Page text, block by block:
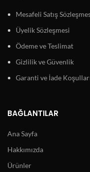
Mesafeli Satış
Üyelik Sözleşmesi
Ödeme ve Teslimat
Gizlilik ve Güvenlik
Garanti ve İade
BAĞLANTILAR
Ana Sayfa
Hakkımızda
Ürünler